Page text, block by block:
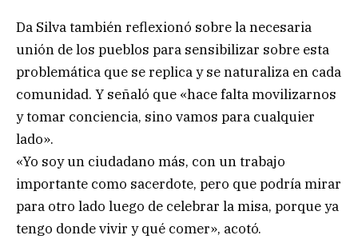
Da Silva también reflexionó sobre la necesaria
unión de los pueblos para sensibilizar sobre esta
problemática que se replica y se naturaliza en cada
comunidad. Y señaló que «hace falta movilizarnos
y tomar conciencia, sino vamos para cualquier
lado».
«Yo soy un ciudadano más, con un trabajo
importante como sacerdote, pero que podría mirar
para otro lado luego de celebrar la misa, porque ya
tengo donde vivir y qué comer», acotó.